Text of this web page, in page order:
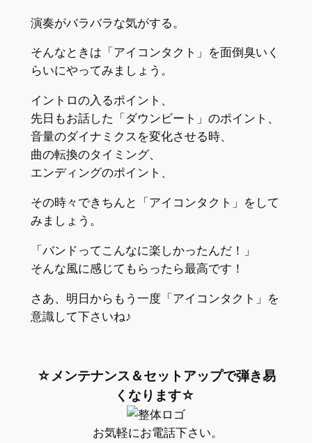
演奏がバラバラな気がする。
そんなときは「アイコンタクト」を面倒臭いく
らいにやってみましょう。
イントロの入るポイント、
先日もお話した「ダウンビート」のポイント、
音量のダイナミクスを変化させる時、
曲の転換のタイミング、
エンディングのポイント、
その時々できちんと「アイコンタクト」をして
みましょう。
「バンドってこんなに楽しかったんだ！」
そんな風に感じてもらったら最高です！
さあ、明日からもう一度「アイコンタクト」を
意識して下さいね♪
☆メンテナンス＆セットアップで弾き易
くなります☆
お気軽にお電話下さい。